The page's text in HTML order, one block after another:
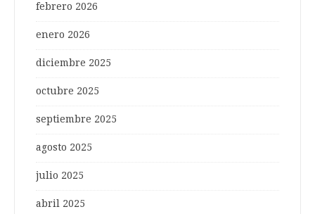
febrero 2026
enero 2026
diciembre 2025
octubre 2025
septiembre 2025
agosto 2025
julio 2025
abril 2025